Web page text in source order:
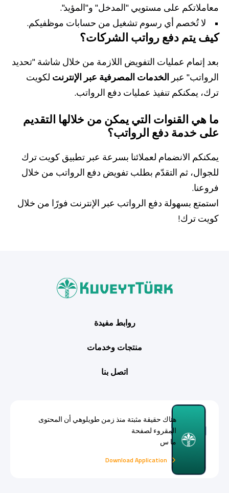
معاملاتكم على مستويي "المدخل" و"المؤيد".
• لا تُخصم أي رسوم تشغيل من حسابات موظفيكم.
كيف يتم دفع رواتب الشركات؟
بعد إتمام عمليات التفويض اللازمة من خلال شاشة "تحديد
الرواتب" عبر الخدمات المصرفية عبر الإنترنت لكويت
ترك، يمكنكم تنفيذ عمليات دفع الرواتب.
ما هي القنوات التي يمكن من خلالها التقديم
على خدمة دفع الرواتب؟
يمكنكم الانضمام لعملائنا بسرعة عبر تطبيق كويت ترك
للجوال، ثم التقدّم بطلب تفويض دفع الرواتب من خلال
فروعنا.
استمتع بسهولة دفع الرواتب عبر الإنترنت فورًا من خلال
كويت ترك!
روابط مفيدة
منتجات وخدمات
اتصل بنا
هناك حقيقة مثبتة منذ زمن طويلوهي أن المحتوى
المقروء لصفحة
ما س
Download Application